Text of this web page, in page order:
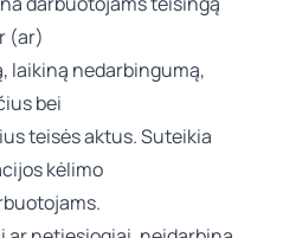
(ar)
laikiną nedarbingumą,
bei
teisės aktus. Suteikia
kėlimo